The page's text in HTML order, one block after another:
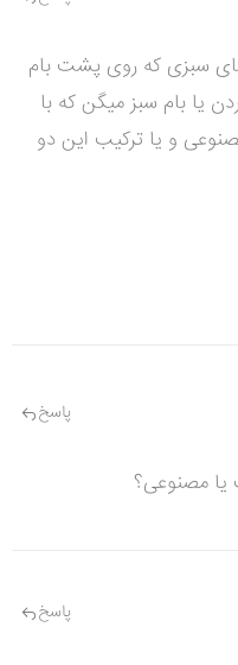
سبزی که روی پشت بام
یا بام سبز میگن که با
و یا ترکیب این دو
پاسخ
یا مصنوعی؟
پاسخ